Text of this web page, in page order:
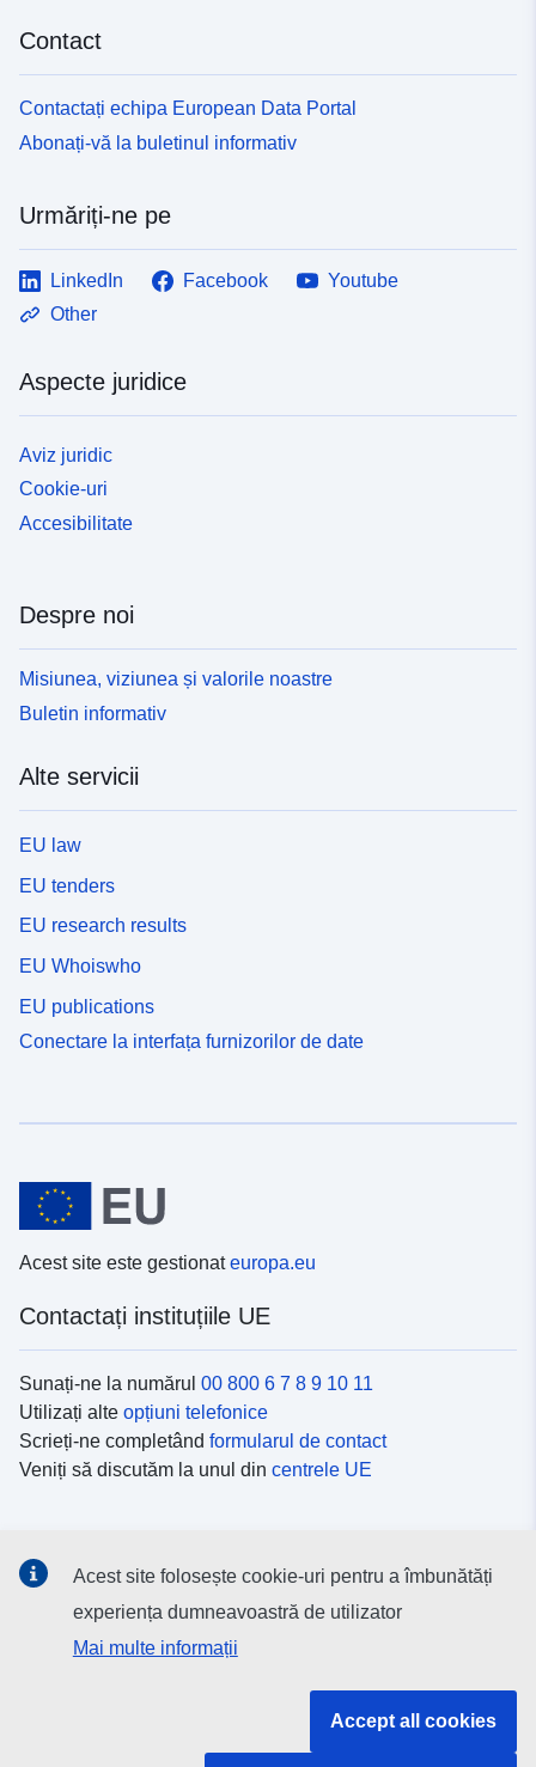
Contact
Contactați echipa European Data Portal
Abonați-vă la buletinul informativ
Urmăriți-ne pe
LinkedIn Facebook
Youtube
Other
Aspecte juridice
Aviz juridic
Cookie-uri
Accesibilitate
Despre noi
Misiunea, viziunea și valorile noastre
Buletin informativ
Alte servicii
EU law
EU tenders
EU research results
EU Whoiswho
EU publications
Conectare la interfața furnizorilor de date
Acest site este gestionateuropa.eu
Contactați instituțiile UE
Sunați-ne la numărul 00 800 6 7 8 9 10 11
Utilizați alte opțiuni telefonice
Scrieți-ne completând formularul de contact
Veniți să discutăm la unul din centrele UE
Descoperiți canalele UEpe rețelele sociale
Instituțiile și organismele UE
Acest site folosește cookie-uri pentru a îmbunătăți
experiența dumneavoastră de utilizator
Mai multe informații
Accept all cookies